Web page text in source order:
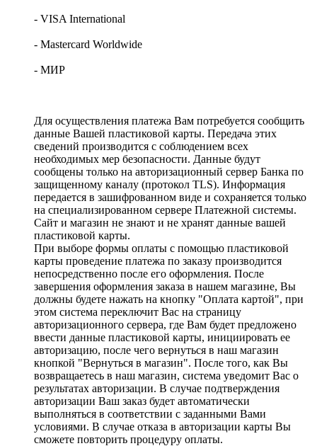
- VISA International
- Mastercard Worldwide
- МИР
Для осуществления платежа Вам потребуется сообщить
данные Вашей пластиковой карты. Передача этих
сведений производится с соблюдением всех
необходимых мер безопасности. Данные будут
сообщены только на авторизационный сервер Банка по
защищенному каналу (протокол TLS). Информация
передается в зашифрованном виде и сохраняется только
на специализированном сервере Платежной системы.
Сайт и магазин не знают и не хранят данные вашей
пластиковой карты.
При выборе формы оплаты с помощью пластиковой
карты проведение платежа по заказу производится
непосредственно после его оформления. После
завершения оформления заказа в нашем магазине, Вы
должны будете нажать на кнопку "Оплата картой", при
этом система переключит Вас на страницу
авторизационного сервера, где Вам будет предложено
ввести данные пластиковой карты, инициировать ее
авторизацию, после чего вернуться в наш магазин
кнопкой "Вернуться в магазин". После того, как Вы
возвращаетесь в наш магазин, система уведомит Вас о
результатах авторизации. В случае подтверждения
авторизации Ваш заказ будет автоматически
выполняться в соответствии с заданными Вами
условиями. В случае отказа в авторизации карты Вы
сможете повторить процедуру оплаты.